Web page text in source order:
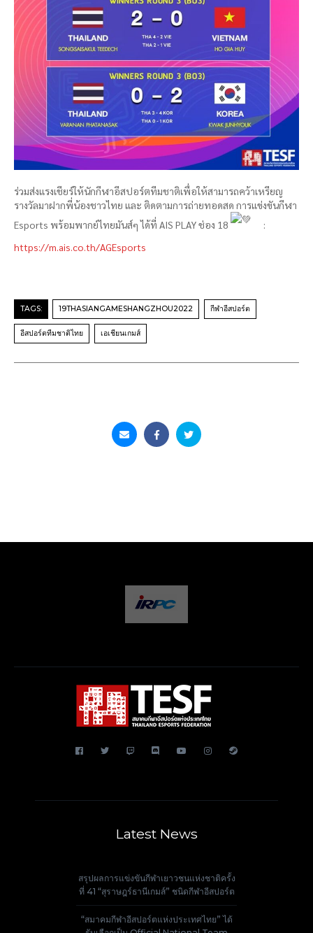
ร่วมส่งแรงเชียร์ให้นักกีฬาอีสปอร์ตทีมชาติเพื่อให้สามารถคว้าเหรียญ
รางวัลมาฝากพี่น้องชาวไทย และ ติดตามการถ่ายทอดสด การแข่งขันกีฬา
Esports พร้อมพากย์ไทยมันส์ๆ ได้ที่ AIS PLAY ช่อง 18
:
https://m.ais.co.th/AGEsports
TAGS: 19THASIANGAMESHANGZHOU2022 กีฬาอีสปอร์ต
อีสปอร์ตทีมชาติไทย เอเชียนเกมส์
Latest News
สรุปผลการแข่งขันกีฬาเยาวชนแห่งชาติครั้ง
ที่ 41 “สุราษฎร์ธานีเกมส์” ชนิดกีฬาอีสปอร์ต
“สมาคมกีฬาอีสปอร์ตแห่งประเทศไทย” ได้